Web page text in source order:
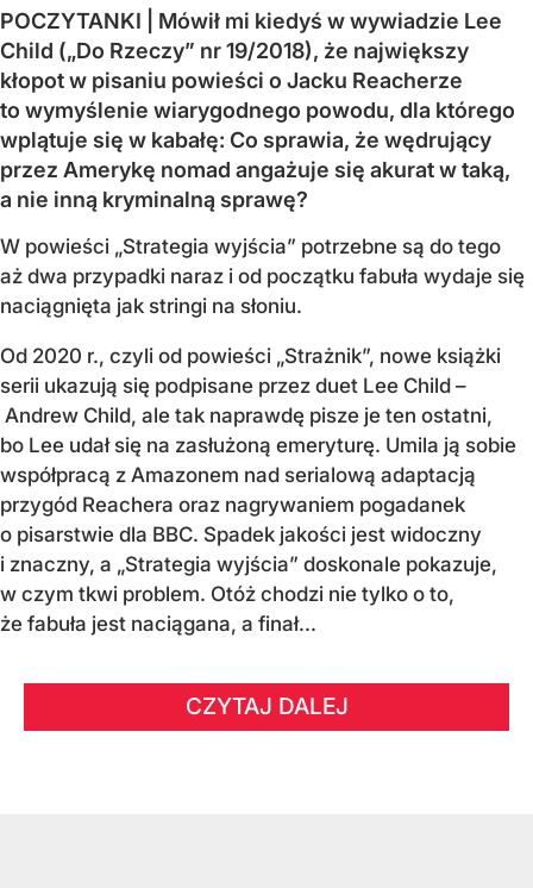
POCZYTANKI | Mówił mi kiedyś w wywiadzie Lee
Child („Do Rzeczy” nr 19/2018), że największy
kłopot w pisaniu powieści o Jacku Reacherze
to wymyślenie wiarygodnego powodu, dla którego
wplątuje się w kabałę: Co sprawia, że wędrujący
przez Amerykę nomad angażuje się akurat w taką,
a nie inną kryminalną sprawę?
W powieści „Strategia wyjścia” potrzebne są do tego
aż dwa przypadki naraz i od początku fabuła wydaje się
naciągnięta jak stringi na słoniu.
Od 2020 r., czyli od powieści „Strażnik”, nowe książki
serii ukazują się podpisane przez duet Lee Child –
Andrew Child, ale tak naprawdę pisze je ten ostatni,
bo Lee udał się na zasłużoną emeryturę. Umila ją sobie
współpracą z Amazonem nad serialową adaptacją
przygód Reachera oraz nagrywaniem pogadanek
o pisarstwie dla BBC. Spadek jakości jest widoczny
i znaczny, a „Strategia wyjścia” doskonale pokazuje,
w czym tkwi problem. Otóż chodzi nie tylko o to,
że fabuła jest naciągana, a finał...
CZYTAJ DALEJ